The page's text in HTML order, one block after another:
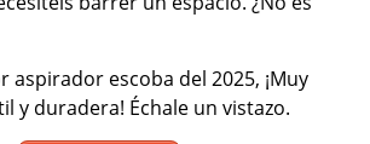
aspirador escoba del 2025, ¡Muy
y duradera! Échale un vistazo.